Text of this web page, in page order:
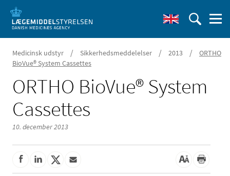
Medicinsk udstyr / Sikkerhedsmeddelelser / 2013 /
ORTHO
BioVue® System Cassettes
ORTHO BioVue® System
Cassettes
10. december 2013